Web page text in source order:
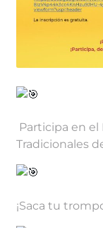
Participa en
Tradicionales
¡Saca tu